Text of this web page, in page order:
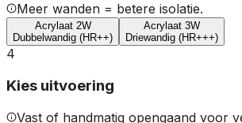
Meer wanden = betere isolatie.
Acrylaat 2W
Dubbelwandig (HR++)
Acrylaat 3W
Driewandig (HR+++)
4
Kies uitvoering
Vast of handmatig opengaand voor